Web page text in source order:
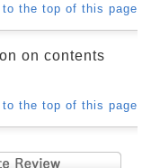
to the top of this page
on contents
to the top of this page